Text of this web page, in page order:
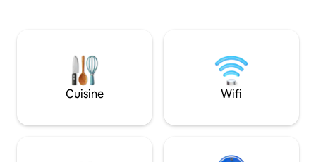
activités, y compris des graffitis et des
visites de la nature, des cours de danse
et des échanges linguistiques. Scène
Cuisine Wifi